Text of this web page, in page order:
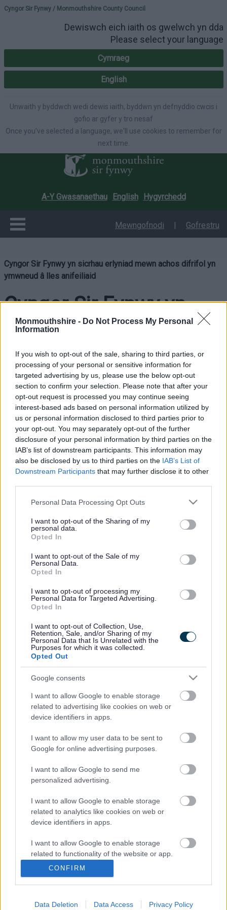
Monmouthshire - Do Not Process My Personal
Information
If you wish to opt-out of the sale, sharing to third parties, or
processing of your personal or sensitive information for
targeted advertising by us, please use the below opt-out
section to confirm your selection. Please note that after your
opt-out request is processed you may continue seeing
interest-based ads based on personal information utilized by
us or personal information disclosed to third parties prior to
your opt-out. You may separately opt-out of the further
disclosure of your personal information by third parties on the
IAB’s list of downstream participants. This information may
also be disclosed by us to third parties on the IAB’s List of
Downstream Participants that may further disclose it to other
Please note that this website/app uses one or more Google
not limited to your visit or usage behaviour. You may click to
grant or deny consent to Google and its third-party tags to
use your data for below specified purposes in below Google
consent section.
Personal Data Processing Opt Outs
I want to opt-out of the Sharing of my
personal data.
Opted In
I want to opt-out of the Sale of my
Personal Data.
Opted In
I want to opt-out of processing my
Personal Data for Targeted Advertising.
Opted In
I want to opt-out of Collection, Use,
Retention, Sale, and/or Sharing of my
Personal Data that Is Unrelated with the
Purposes for which it was collected.
Opted Out
Google consents
I want to allow Google to enable storage
related to advertising like cookies on web or
device identifiers in apps.
I want to allow my user data to be sent to
Google for online advertising purposes.
I want to allow Google to send me
personalized advertising.
I want to allow Google to enable storage
related to analytics like cookies on web or
device identifiers in apps.
I want to allow Google to enable storage
related to functionality of the website or app.
I want to allow Google to enable storage
related to personalization.
I want to allow Google to enable storage
CONFIRM
Data Deletion Data Access Privacy Policy
Please select your
Cyngor Sir Fynwy / Monmouthshire County Council
Dewiswch eich iaith os gwelwch yn dda
Please select your language
Cymraeg
English
Unwaith y byddwch wedi dewis iaith, byddwn yn defnyddio cwcis i
gofio ar gyfer y tro nesaf
Once you've selected a language, we'll use cookies to remember for
next time.
A-Y Gwasanaethau English Hygyrchedd
Mewngofnodi | Gofrestru
Cyngor Sir Fynwy yn sicrhau erlyniad mewn achos difrifol yn
ymwneud â lles anifeiliaid
Cyngor Sir Fynwy yn
sicrhau erlyniad mewn
achos difrifol yn
ymwneud â lles
anifeiliaid
Mae Cyngor Sir Fynwy wedi erlyn Anthony Manson yn
llwyddiannus, yn dilyn achos gofidus dros ben o esgeuluso
anifeiliaid, a arweiniodd at farwolaeth merlyn ifanc.
Yn dilyn adroddiad gan aelodau o’r cyhoedd am ferlyn a
ddarganfuwyd wedi’i glymu heb fynediad at ddŵr na chysgod
yn Nhyndyrn, Sir Fynwy, disgrifiodd y tystion y merlyn fel un
tenau dros ben a dywedwyd ei fod yn crynu.
Aeth swyddogion Cyngor Sir Fynwy i’r safle i ymchwilio a
darganfod Mr Manson gyda’r merlyn a oedd yn dioddef yn
ddifrifol o ddiffyg maeth. Er gwaethaf ymdrechion i
ymgysylltu ag ef ac asesu cyflwr yr anifail, rhwystrodd Mr
Manson y swyddogion a gwrthododd gydweithredu.
Rhoddwyd gwarant er mwyn atafaelu’r merlyn, a gwnaed hynny
ar 19 Hydref 2023 mewn cydweithrediad â Heddlu Gwent.
Ar ôl ymchwilio, penderfynwyd nad oedd y tir yn addas ar
gyfer cadw anifeiliaid. Nid oedd digon o gysgod na mynediad
at ddŵr, ac roedd yr ardaloedd pori yn gyfyngedig. Yn ogystal
â hyn, darganfuwyd carcas wedi pydru, wedi’i guddio’n rhannol
yn y coetir, ar eiddo Mr Manson.
Fe fu arbenigwr milfeddygol yn edrych ar dystiolaeth
gweddillion. Chwaraeodd Redwings, elusen lles ceffylau
fwyaf y DU, ran allweddol wrth sicrhau bod modd cymryd
Cafwyd Mr Manson yn euog o drosedd o dan Adran 9 Deddf
Lles Anifeiliaid 2006 a chafodd ddedfryd o 18 wythnos yn y
carchar. Ar ben hynny, cyflwynodd y Llys Ynadon Orchymyn
Anghymhwyso Anifeiliaid am Gyfnod Amhenodol o dan Adran
berchen ar anifeiliaid, eu cadw neu fod yn gysylltiedig â gofalu
amdanynt neu eu cludo, ac eithrio cŵn. Dyfarnwyd costau o
£13,913.30 i’r erlyniad.
Mae’r achos hwn yn tynnu sylw at bwysigrwydd bod ar ein
gwyliadwriaeth a gweithredu’n gyflym wrth amddiffyn lles